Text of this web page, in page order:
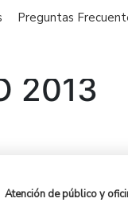
Preguntas
2013
Atención de público y